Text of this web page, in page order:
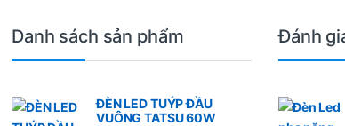
Danh sách sản phẩm
ĐÈN LED TUÝP ĐẦU
VUÔNG TATSU 60W
Đánh